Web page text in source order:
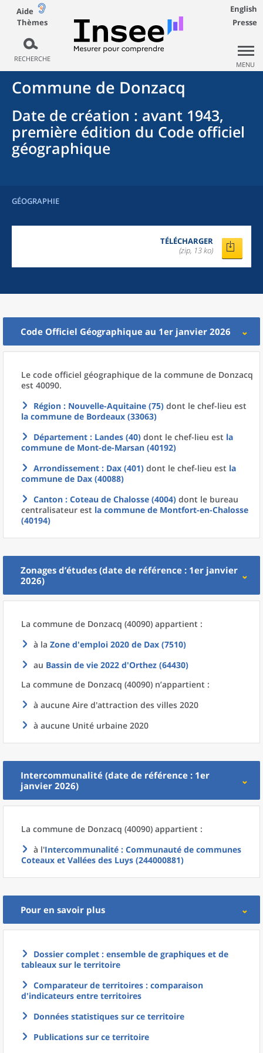
Aide
Thèmes
RECHERCHE
English
Presse
MENU
Commune de Donzacq
Date de création : avant 1943,
première édition du Code officiel
géographique
GÉOGRAPHIE
TÉLÉCHARGER
(zip, 13 ko)
Code Officiel Géographique au 1er janvier 2026
Le code officiel géographique de la commune de Donzacq
est 40090.
Région : Nouvelle-Aquitaine (75) dont le chef-lieu est
la commune de Bordeaux (33063)
Département : Landes (40) dont le chef-lieu est la
commune de Mont-de-Marsan (40192)
Arrondissement : Dax (401) dont le chef-lieu est la
commune de Dax (40088)
Canton : Coteau de Chalosse (4004) dont le bureau
centralisateur est la commune de Montfort-en-Chalosse
(40194)
Zonages d’études (date de référence : 1er janvier
2026)
La commune de Donzacq (40090) appartient :
à la Zone d'emploi 2020 de Dax (7510)
au Bassin de vie 2022 d'Orthez (64430)
La commune de Donzacq (40090) n’appartient :
à aucune Aire d'attraction des villes 2020
à aucune Unité urbaine 2020
Intercommunalité (date de référence : 1er
janvier 2026)
La commune de Donzacq (40090) appartient :
à l'Intercommunalité : Communauté de communes
Coteaux et Vallées des Luys (244000881)
Pour en savoir plus
Dossier complet : ensemble de graphiques et de
tableaux sur le territoire
Comparateur de territoires : comparaison
d'indicateurs entre territoires
Données statistiques sur ce territoire
Publications sur ce territoire